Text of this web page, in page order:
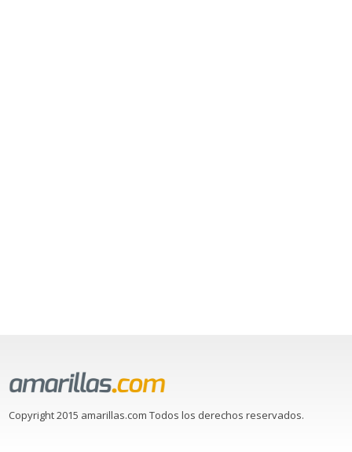
Copyright 2015 amarillas.com Todos los derechos reservados.